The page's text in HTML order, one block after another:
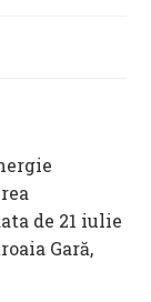
de 21 iulie
Gară,